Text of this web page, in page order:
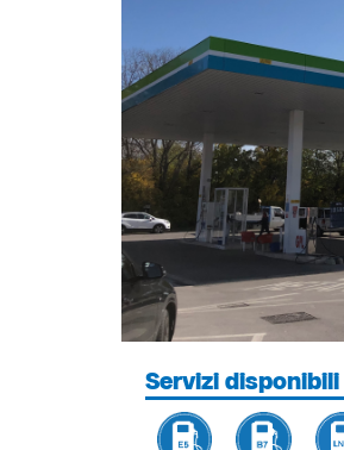
Servizi disponibili